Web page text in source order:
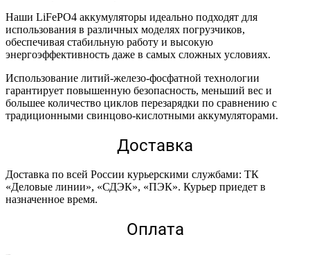
Наши LiFePO4 аккумуляторы идеально подходят для
использования в различных моделях погрузчиков,
обеспечивая стабильную работу и высокую
энергоэффективность даже в самых сложных условиях.
Использование литий-железо-фосфатной технологии
гарантирует повышенную безопасность, меньший вес и
большее количество циклов перезарядки по сравнению с
традиционными свинцово-кислотными аккумуляторами.
Доставка
Доставка по всей России курьерскими службами: ТК
«Деловые линии», «СДЭК», «ПЭК». Курьер приедет в
назначенное время.
Оплата